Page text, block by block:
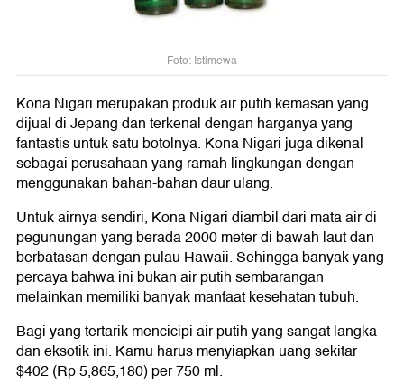
Foto: Istimewa
Kona Nigari merupakan produk air putih kemasan yang
dijual di Jepang dan terkenal dengan harganya yang
fantastis untuk satu botolnya. Kona Nigari juga dikenal
sebagai perusahaan yang ramah lingkungan dengan
menggunakan bahan-bahan daur ulang.
Untuk airnya sendiri, Kona Nigari diambil dari mata air di
pegunungan yang berada 2000 meter di bawah laut dan
berbatasan dengan pulau Hawaii. Sehingga banyak yang
percaya bahwa ini bukan air putih sembarangan
melainkan memiliki banyak manfaat kesehatan tubuh.
Bagi yang tertarik mencicipi air putih yang sangat langka
dan eksotik ini. Kamu harus menyiapkan uang sekitar
$402 (Rp 5,865,180) per 750 ml.